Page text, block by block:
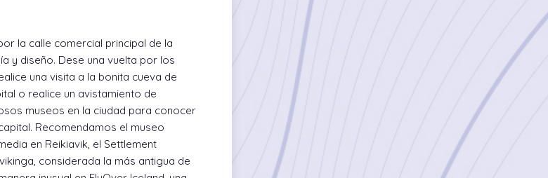
la calle comercial principal de la
y diseño. Dese una vuelta por los
una visita a la bonita cueva de
o realice un avistamiento de
museos en la ciudad para conocer
Recomendamos el museo
en Reikiavik, el Settlement
considerada la más antigua de